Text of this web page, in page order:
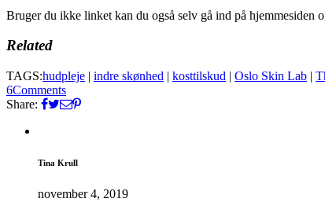
Bruger du ikke linket kan du også selv gå ind på hjemmesiden
Related
TAGS:hudpleje | indre skønhed | kosttilskud | Oslo Skin Lab |
6Comments
Share:
Tina Krull
november 4, 2019